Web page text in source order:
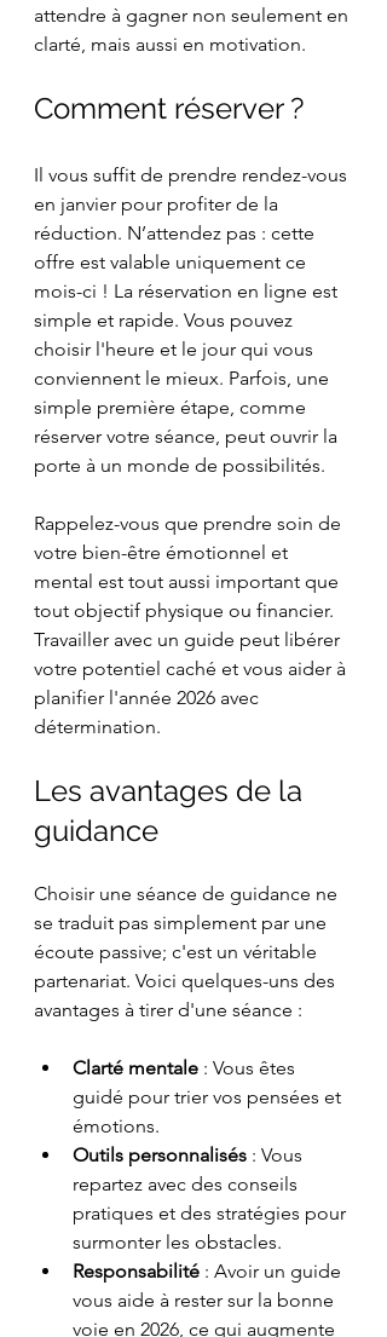
attendre à gagner non seulement en
clarté, mais aussi en motivation.
Comment réserver ?
Il vous suffit de prendre rendez-vous
en janvier pour profiter de la
réduction. N’attendez pas : cette
offre est valable uniquement ce
mois-ci ! La réservation en ligne est
simple et rapide. Vous pouvez
choisir l'heure et le jour qui vous
conviennent le mieux. Parfois, une
simple première étape, comme
réserver votre séance, peut ouvrir la
porte à un monde de possibilités.
Rappelez-vous que prendre soin de
votre bien-être émotionnel et
mental est tout aussi important que
tout objectif physique ou financier.
Travailler avec un guide peut libérer
votre potentiel caché et vous aider à
planifier l'année 2026 avec
détermination.
Les avantages de la
guidance
Choisir une séance de guidance ne
se traduit pas simplement par une
écoute passive; c'est un véritable
partenariat. Voici quelques-uns des
avantages à tirer d'une séance :
Clarté mentale : Vous êtes
guidé pour trier vos pensées et
émotions.
Outils personnalisés : Vous
repartez avec des conseils
pratiques et des stratégies pour
surmonter les obstacles.
Responsabilité : Avoir un guide
vous aide à rester sur la bonne
voie en 2026, ce qui augmente